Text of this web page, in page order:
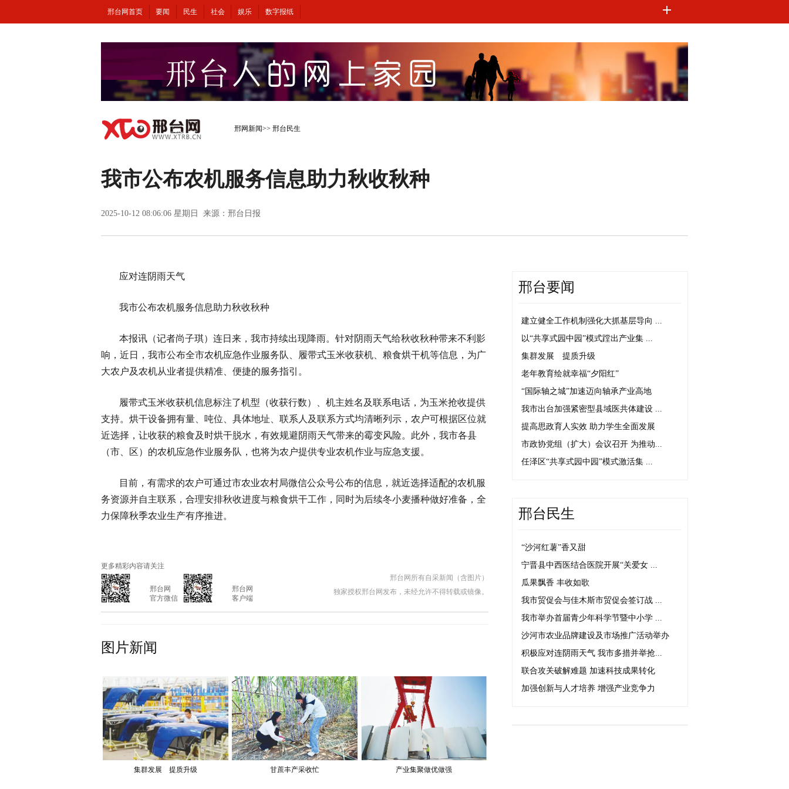
邢台网首页 要闻 民生 社会 娱乐 数字报纸
邢网新闻>> 邢台民生
我市公布农机服务信息助力秋收秋种
2025-10-12 08:06:06 星期日 来源：邢台日报
应对连阴雨天气
我市公布农机服务信息助力秋收秋种
本报讯（记者尚子琪）连日来，我市持续出现降雨。针对阴雨天气给秋收秋种带来不利影
响，近日，我市公布全市农机应急作业服务队、履带式玉米收获机、粮食烘干机等信息，为广
大农户及农机从业者提供精准、便捷的服务指引。
履带式玉米收获机信息标注了机型（收获行数）、机主姓名及联系电话，为玉米抢收提供
支持。烘干设备拥有量、吨位、具体地址、联系人及联系方式均清晰列示，农户可根据区位就
近选择，让收获的粮食及时烘干脱水，有效规避阴雨天气带来的霉变风险。此外，我市各县
（市、区）的农机应急作业服务队，也将为农户提供专业农机作业与应急支援。
目前，有需求的农户可通过市农业农村局微信公众号公布的信息，就近选择适配的农机服
务资源并自主联系，合理安排秋收进度与粮食烘干工作，同时为后续冬小麦播种做好准备，全
力保障秋季农业生产有序推进。
更多精彩内容请关注
			邢台网
			官方微信
			邢台网
			客户端
邢台网所有自采新闻（含图片）
独家授权邢台网发布，未经允许不得转载或镜像。
图片新闻
集群发展 提质升级 甘蔗丰产采收忙 产业集聚做优做强
邢台要闻
建立健全工作机制强化大抓基层导向 ...
以“共享式园中园”模式蹚出产业集 ...
集群发展 提质升级
老年教育绘就幸福“夕阳红”
“国际轴之城”加速迈向轴承产业高地
我市出台加强紧密型县域医共体建设 ...
提高思政育人实效 助力学生全面发展
市政协党组（扩大）会议召开 为推动...
任泽区“共享式园中园”模式激活集 ...
邢台民生
“沙河红薯”香又甜
宁晋县中西医结合医院开展“关爱女 ...
瓜果飘香 丰收如歌
我市贸促会与佳木斯市贸促会签订战 ...
我市举办首届青少年科学节暨中小学 ...
沙河市农业品牌建设及市场推广活动举办
积极应对连阴雨天气 我市多措并举抢...
联合攻关破解难题 加速科技成果转化
加强创新与人才培养 增强产业竞争力